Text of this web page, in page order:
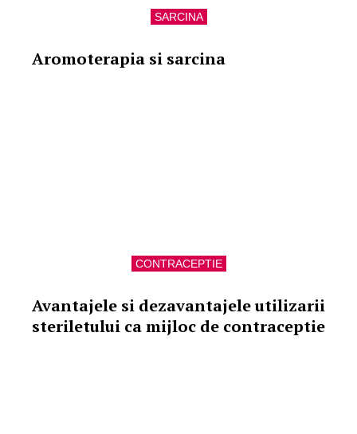
SARCINA
Aromoterapia si sarcina
CONTRACEPTIE
Avantajele si dezavantajele utilizarii
steriletului ca mijloc de contraceptie